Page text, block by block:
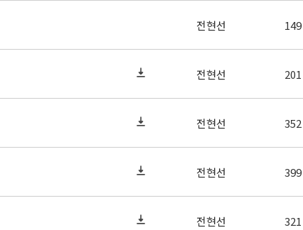
전현선 149
전현선 201
전현선 352
전현선 399
전현선 321